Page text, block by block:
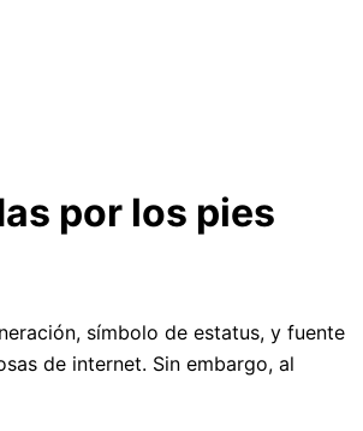
por los pies
símbolo de estatus, y fuente
de internet. Sin embargo, al